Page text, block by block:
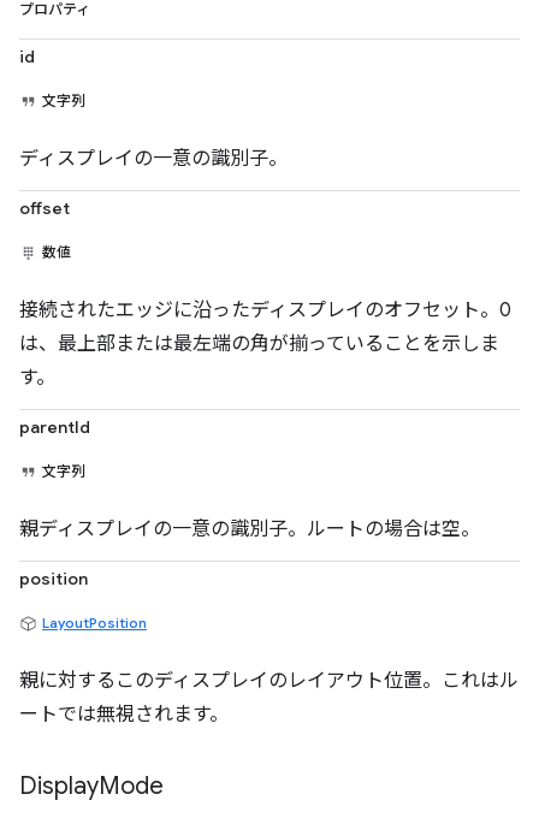
プロパティ
id
文字列
ディスプレイの一意の識別子。
offset
数値
接続されたエッジに沿ったディスプレイのオフセット。0
は、最上部または最左端の角が揃っていることを示しま
す。
parentId
文字列
親ディスプレイの一意の識別子。ルートの場合は空。
position
LayoutPosition
親に対するこのディスプレイのレイアウト位置。これはル
ートでは無視されます。
DisplayMode